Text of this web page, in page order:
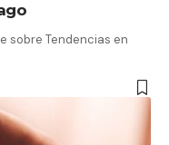
sobre Tendencias en